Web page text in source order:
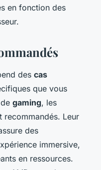
en fonction des
des cas
que vous
gaming, les
recommandés. Leur
des
immersive,
en ressources.